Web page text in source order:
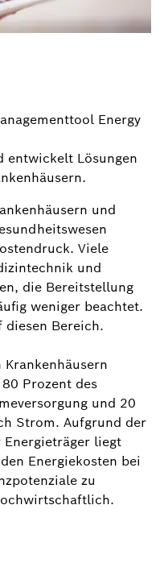
Energy
entwickelt Lösungen
und
Viele
und
die Bereitstellung
weniger beachtet.
Bereich.
Prozent des
und 20
Strom. Aufgrund der
liegt
Energiekosten bei
zu